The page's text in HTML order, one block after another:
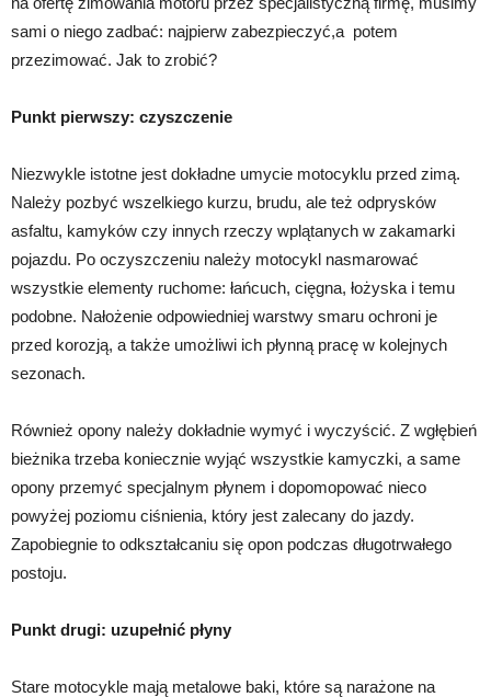
sami o niego zadbać: najpierw zabezpieczyć,a potem
przezimować. Jak to zrobić?
Punkt pierwszy: czyszczenie
Niezwykle istotne jest dokładne umycie motocyklu przed zimą.
Należy pozbyć wszelkiego kurzu, brudu, ale też odprysków
asfaltu, kamyków czy innych rzeczy wplątanych w zakamarki
pojazdu. Po oczyszczeniu należy motocykl nasmarować
wszystkie elementy ruchome: łańcuch, cięgna, łożyska i temu
podobne. Nałożenie odpowiedniej warstwy smaru ochroni je
przed korozją, a także umożliwi ich płynną pracę w kolejnych
sezonach.
Również opony należy dokładnie wymyć i wyczyścić. Z wgłębień
bieżnika trzeba koniecznie wyjąć wszystkie kamyczki, a same
opony przemyć specjalnym płynem i dopomopować nieco
powyżej poziomu ciśnienia, który jest zalecany do jazdy.
Zapobiegnie to odkształcaniu się opon podczas długotrwałego
postoju.
Punkt drugi: uzupełnić płyny
Stare motocykle mają metalowe baki, które są narażone na